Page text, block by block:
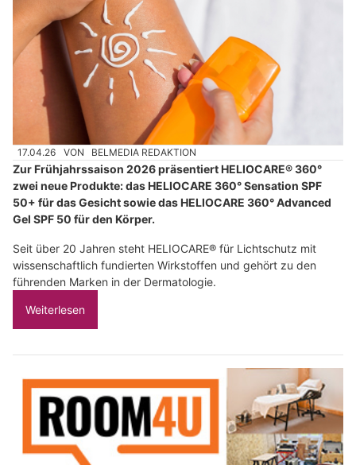
17.04.26 VON BELMEDIA REDAKTION
Zur Frühjahrssaison 2026 präsentiert HELIOCARE® 360°
zwei neue Produkte: das HELIOCARE 360° Sensation SPF
50+ für das Gesicht sowie das HELIOCARE 360° Advanced
Gel SPF 50 für den Körper.
Seit über 20 Jahren steht HELIOCARE® für Lichtschutz mit
wissenschaftlich fundierten Wirkstoffen und gehört zu den
führenden Marken in der Dermatologie.
Weiterlesen